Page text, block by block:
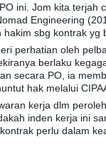
ini. Jom kita terjah
Engineering
sbg kontrak yg
perhatian oleh
berlaku
secara PO, ia
hak melalui
kerja dlm
inden kerja ini
perlu dalam